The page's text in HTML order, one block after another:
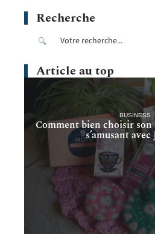
Recherche
Article au top
BUSINESS
Comment bien choisir
s’amusant